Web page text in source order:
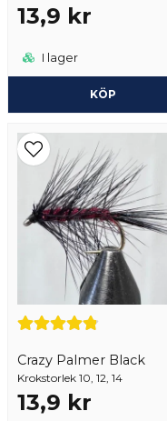
13,9 kr
I lager
KÖP
Crazy Palmer Black
Krokstorlek 10, 12, 14
13,9 kr